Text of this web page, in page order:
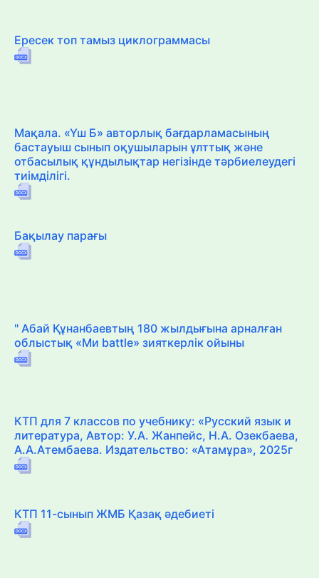
Ересек топ тамыз циклограммасы
Мақала. «Үш Б» авторлық бағдарламасының
бастауыш сынып оқушыларын ұлттық және
отбасылық құндылықтар негізінде тәрбиелеудегі
тиімділігі.
Бақылау парағы
" Абай Құнанбаевтың 180 жылдығына арналған
облыстық «Ми battle» зияткерлік ойыны
КТП для 7 классов по учебнику: «Русский язык и
литература, Автор: У.А. Жанпейс, Н.А. Озекбаева,
А.А.Атембаева. Издательство: «Атамұра», 2025г
КТП 11-сынып ЖМБ Қазақ әдебиеті